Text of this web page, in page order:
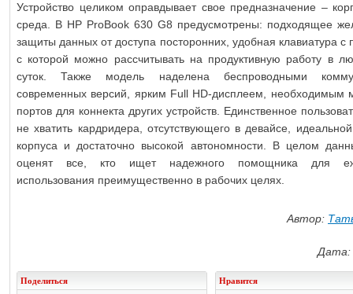
Устройство целиком оправдывает свое предназначение –
среда. В HP ProBook 630 G8 предусмотрены: подходящее
защиты данных от доступа посторонних, удобная клавиатура с
с которой можно рассчитывать на продуктивную работу в
суток. Также модель наделена беспроводными
современных версий, ярким Full HD-дисплеем, необходимым
портов для коннекта других устройств. Единственное
не хватить кардридера, отсутствующего в девайсе,
корпуса и достаточно высокой автономности. В целом
оценят все, кто ищет надежного помощника для
использования преимущественно в рабочих целях.
Автор:
Дата:
Поделиться Нравится